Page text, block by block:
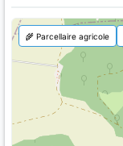
🌾 Parcellaire agricole